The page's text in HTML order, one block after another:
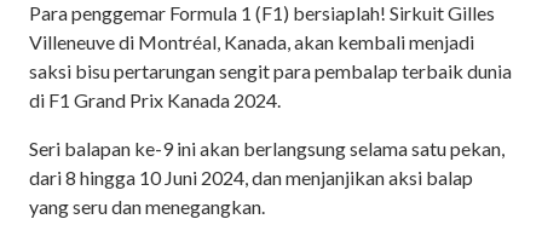
Para penggemar Formula 1 (F1) bersiaplah! Sirkuit Gilles
Villeneuve di Montréal, Kanada, akan kembali menjadi
saksi bisu pertarungan sengit para pembalap terbaik dunia
di F1 Grand Prix Kanada 2024.
Seri balapan ke-9 ini akan berlangsung selama satu pekan,
dari 8 hingga 10 Juni 2024, dan menjanjikan aksi balap
yang seru dan menegangkan.